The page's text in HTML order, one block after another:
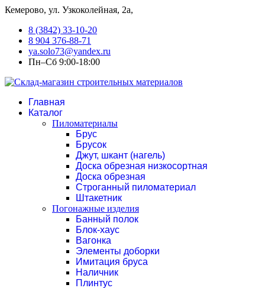
Кемерово, ул. Узкоколейная, 2а,
8 (3842) 33-10-20
8 904 376-88-71
ya.solo73@yandex.ru
Пн–Сб 9:00-18:00
Главная
Каталог
Пиломатериалы
Брус
Брусок
Джут, шкант (нагель)
Доска обрезная низкосортная
Доска обрезная
Строганный пиломатериал
Штакетник
Погонажные изделия
Банный полок
Блок-хаус
Вагонка
Элементы доборки
Имитация бруса
Наличник
Плинтус